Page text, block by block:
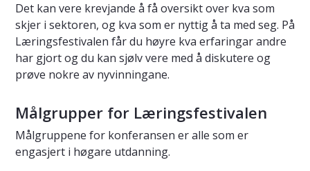
Det kan vere krevjande å få oversikt over kva som
skjer i sektoren, og kva som er nyttig å ta med seg. På
Læringsfestivalen får du høyre kva erfaringar andre
har gjort og du kan sjølv vere med å diskutere og
prøve nokre av nyvinningane.
Målgrupper for Læringsfestivalen
Målgruppene for konferansen er alle som er
engasjert i høgare utdanning.